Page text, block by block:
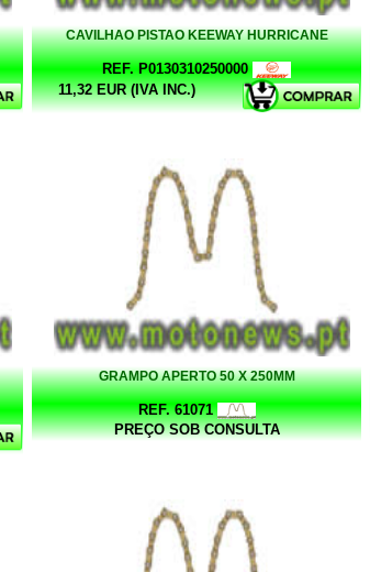
CAVILHAO PISTAO KEEWAY HURRICANE
REF. P0130310250000
11,32 EUR (IVA INC.)
GRAMPO APERTO 50 X 250MM
REF. 61071
PREÇO SOB CONSULTA